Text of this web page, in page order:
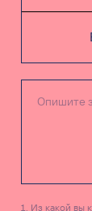
Из какой вы